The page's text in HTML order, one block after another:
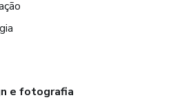
e fotografia